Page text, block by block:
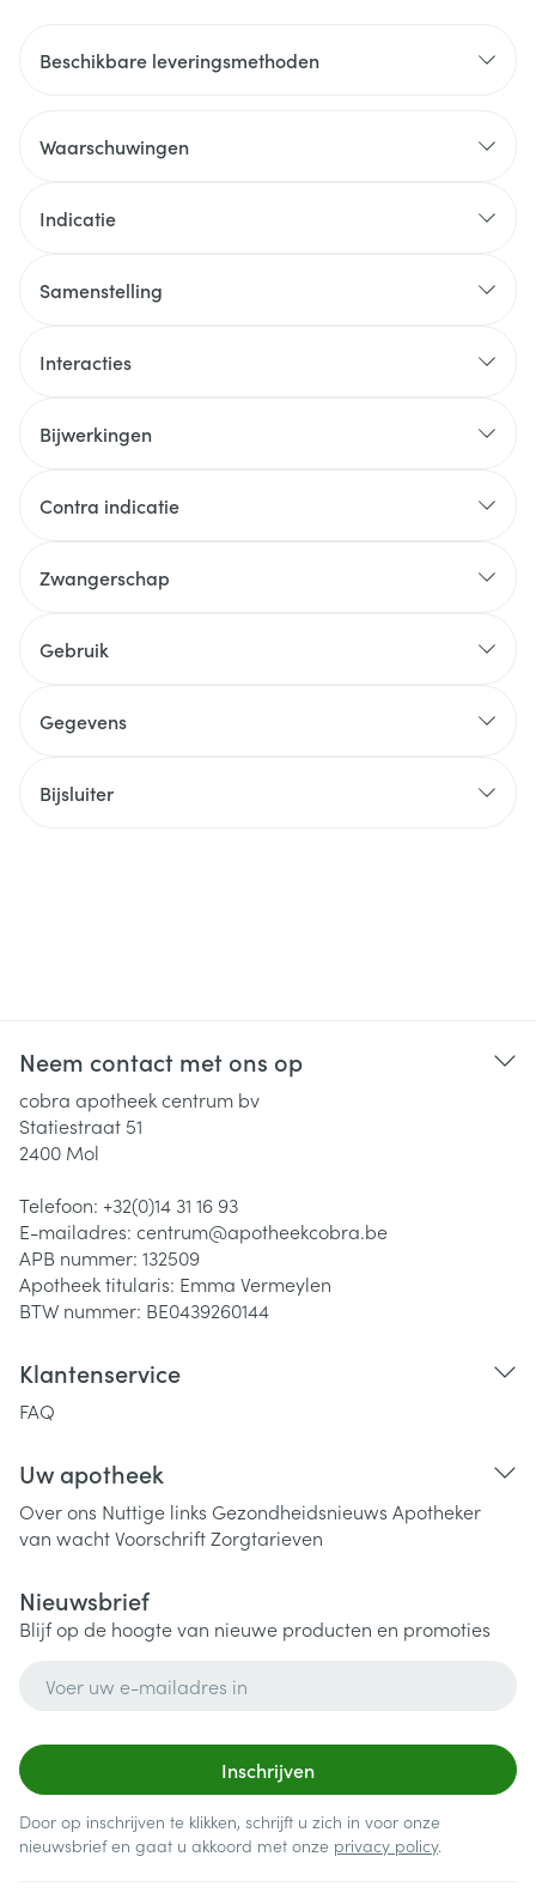
Beschikbare leveringsmethoden
Waarschuwingen
Indicatie
Samenstelling
Interacties
Bijwerkingen
Contra indicatie
Zwangerschap
Gebruik
Gegevens
Bijsluiter
Neem contact met ons op
cobra apotheek centrum bv
Statiestraat 51
2400 Mol
Telefoon: +32(0)14 31 16 93
E-mailadres: centrum@apotheekcobra.be
APB nummer: 132509
Apotheek titularis: Emma Vermeylen
BTW nummer: BE0439260144
Klantenservice
FAQ
Uw apotheek
Over ons Nuttige links Gezondheidsnieuws Apotheker
van wachtVoorschriftZorgtarieven
Nieuwsbrief
Blijf op de hoogte van nieuwe producten en promoties
Inschrijven
Door op inschrijven te klikken, schrijft u zich in voor onze
nieuwsbrief en gaat u akkoord met onze privacy policy.